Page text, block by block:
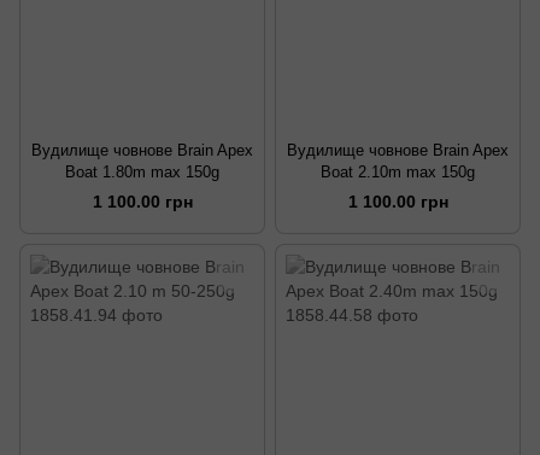
Вудилище човнове Brain Apex
Boat 1.80m max 150g
1 100.00 грн
Вудилище човнове Brain Apex
Boat 2.10m max 150g
1 100.00 грн